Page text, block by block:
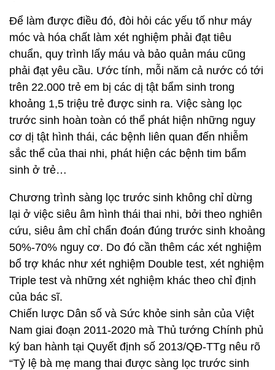
Để làm được điều đó, đòi hỏi các yếu tố như máy
móc và hóa chất làm xét nghiệm phải đạt tiêu
chuẩn, quy trình lấy máu và bảo quản máu cũng
phải đạt yêu cầu. Ước tính, mỗi năm cả nước có tới
trên 22.000 trẻ em bị các dị tật bẩm sinh trong
khoảng 1,5 triệu trẻ được sinh ra. Việc sàng lọc
trước sinh hoàn toàn có thể phát hiện những nguy
cơ dị tật hình thái, các bệnh liên quan đến nhiễm
sắc thể của thai nhi, phát hiện các bệnh tim bẩm
sinh ở trẻ…
Chương trình sàng lọc trước sinh không chỉ dừng
lại ở việc siêu âm hình thái thai nhi, bởi theo nghiên
cứu, siêu âm chỉ chẩn đoán đúng trước sinh khoảng
50%-70% nguy cơ. Do đó cần thêm các xét nghiệm
bổ trợ khác như xét nghiệm Double test, xét nghiệm
Triple test và những xét nghiệm khác theo chỉ định
của bác sĩ.
Chiến lược Dân số và Sức khỏe sinh sản của Việt
Nam giai đoạn 2011-2020 mà Thủ tướng Chính phủ
ký ban hành tại Quyết định số 2013/QĐ-TTg nêu rõ
“Tỷ lệ bà mẹ mang thai được sàng lọc trước sinh